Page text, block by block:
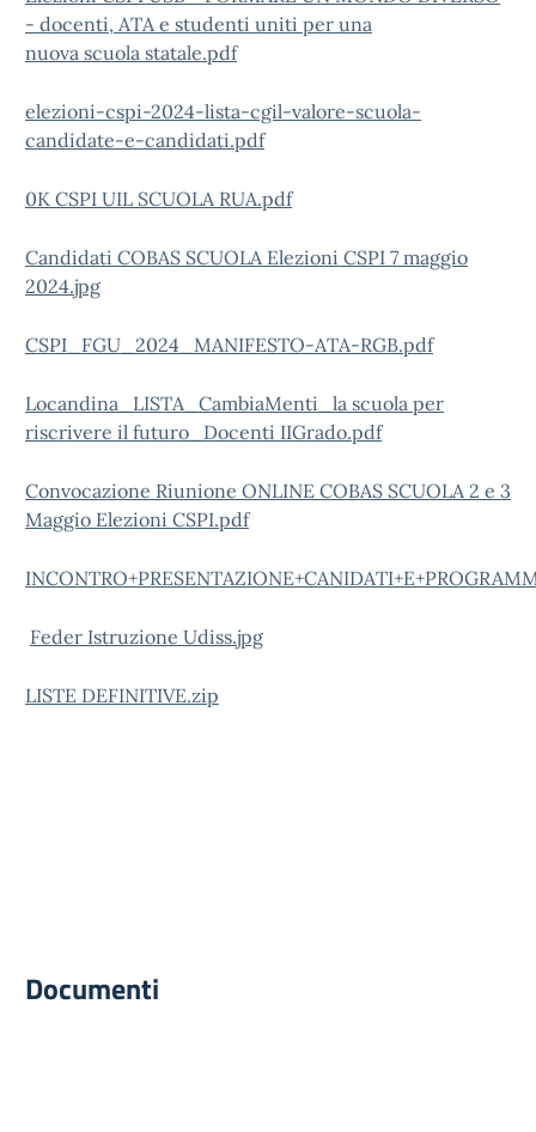
- docenti, ATA e studenti uniti per una
nuova scuola statale.pdf
elezioni-cspi-2024-lista-cgil-valore-scuola-
candidate-e-candidati.pdf
0K CSPI UIL SCUOLA RUA.pdf
Candidati COBAS SCUOLA Elezioni CSPI 7 maggio
2024.jpg
CSPI_FGU_2024_MANIFESTO-ATA-RGB.pdf
Locandina_LISTA_CambiaMenti_la scuola per
riscrivere il futuro_Docenti IIGrado.pdf
Convocazione Riunione ONLINE COBAS SCUOLA 2 e 3
Maggio Elezioni CSPI.pdf
Feder Istruzione Udiss.jpg
LISTE DEFINITIVE.zip
Documenti